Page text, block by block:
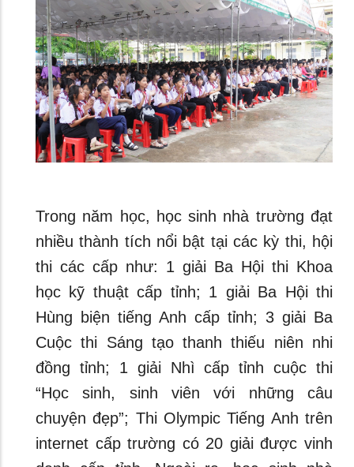
Trong năm học, học sinh nhà trường đạt
nhiều thành tích nổi bật tại các kỳ thi, hội
thi các cấp như: 1 giải Ba Hội thi Khoa
học kỹ thuật cấp tỉnh; 1 giải Ba Hội thi
Hùng biện tiếng Anh cấp tỉnh; 3 giải Ba
Cuộc thi Sáng tạo thanh thiếu niên nhi
đồng tỉnh; 1 giải Nhì cấp tỉnh cuộc thi
“Học sinh, sinh viên với những câu
chuyện đẹp”; Thi Olympic Tiếng Anh trên
internet cấp trường có 20 giải được vinh